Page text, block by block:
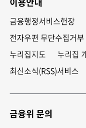
금융행정서비스헌장
전자우편 무단수집거부
누리집지도
누리집
최신소식(RSS)서비스
금융위 문의